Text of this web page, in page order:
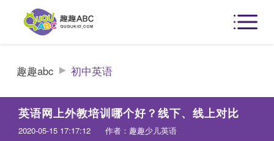
趣趣abc 初中英语
英语网上外教培训哪个好？线下、线上对比
2020-05-15 17:17:12 作者：趣趣少儿英语